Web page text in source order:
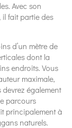
Avec son
fait partie des
d’un mètre de
dont la
endroits. Vous
maximale,
également
parcours
principalement à
naturels.